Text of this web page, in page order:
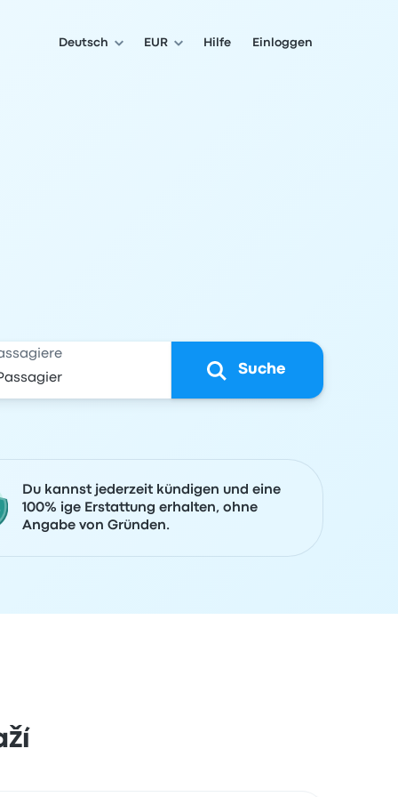
Deutsch EUR Hilfe Einloggen
Suche
Du kannst jederzeit kündigen und eine
100% ige Erstattung erhalten, ohne
Angabe von Gründen.